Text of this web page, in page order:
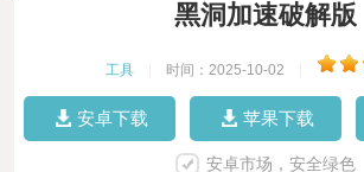
黑洞加速破解版
工具 时间：2025-10-02
安卓下载 苹果下载
安卓市场，安全绿色